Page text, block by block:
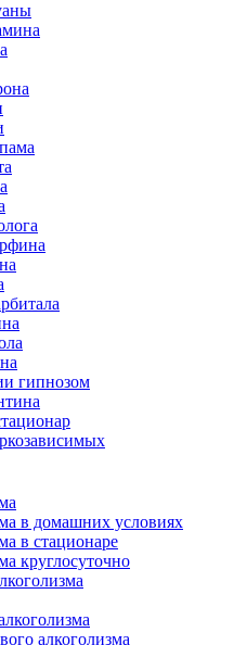
гипнозом
в домашних условиях
в стационаре
круглосуточно
алкоголизма